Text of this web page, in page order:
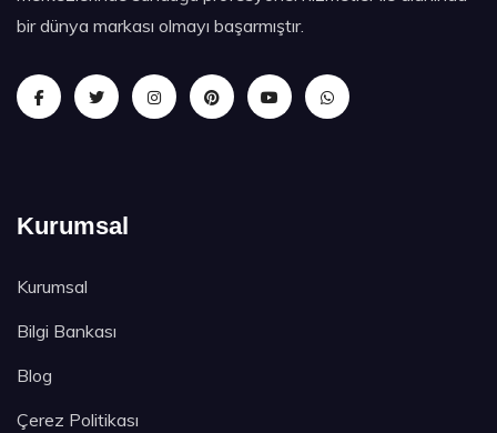
bir dünya markası olmayı başarmıştır.
Kurumsal
Kurumsal
Bilgi Bankası
Blog
Çerez Politikası